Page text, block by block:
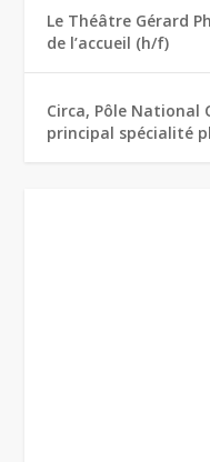
Le Théâtre Gérard
de l’accueil (h/f)
Circa, Pôle National
principal spécialité